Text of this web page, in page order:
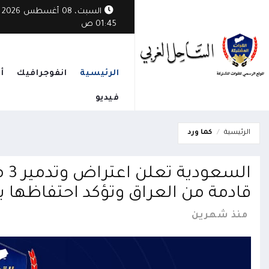
السبت، 08 أغسطس 2026
01:45 ص
الرئيسية انفوجرافيك
فيديو
الرئيسية كما ورد
قادمة من العراق وتؤكد احتفاظها
منذ شهرين